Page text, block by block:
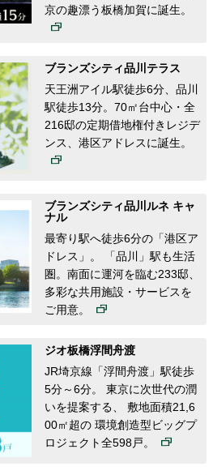
京の趣漂う板橋加賀に誕生。
ブランズシティ品川テラス
天王洲アイル駅徒歩6分、品川
駅徒歩13分。70㎡台中心・全
216邸の定期借地権付きレジデ
ンス、港区アドレスに誕生。
ブランズシティ品川ルネ キャ
ナル
最寄り駅へ徒歩6分の「港区ア
ドレス」。 「品川」駅も生活
圏。南面に運河を臨む233邸、
多彩な共用施設・サービスを
ご用意。
ジオ板橋浮間舟渡
JR埼京線「浮間舟渡」駅徒歩
5分～6分。 東京に次世代の潤
いを提案する、 敷地面積21,6
00㎡超の 環境創造型ビッグプ
ロジェクト全598戸。